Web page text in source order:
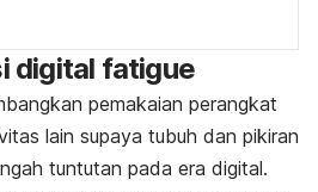
digital fatigue
pemakaian perangkat
lain supaya tubuh dan pikiran
tuntutan pada era digital.